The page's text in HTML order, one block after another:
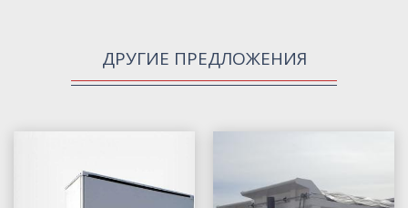
ДРУГИЕ ПРЕДЛОЖЕНИЯ